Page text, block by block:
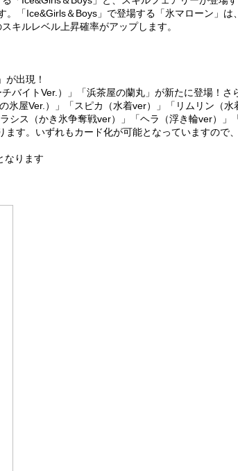
。「Ice&Girls＆Boys」で登場する「氷マローン」は
キルレベル上昇確率がアップします。
出現！
バイトVer.）」「浜茶屋の蘭丸」が新たに登場！さ
氷屋Ver.）」「スピカ（水着ver）」「リムリン（水
シス（かき氷争奪戦ver）」「ヘラ（浮き輪ver）」
ます。いずれもカード化が可能となっていますので
なります